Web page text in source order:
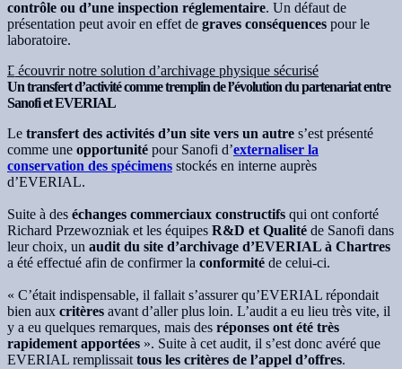
contrôle ou d’une inspection réglementaire. Un défaut de
présentation peut avoir en effet de graves conséquences pour le
laboratoire.
Découvrir notre solution d’archivage physique sécurisé
Un transfert d’activité comme tremplin de l’évolution du partenariat entre
Sanofi et EVERIAL
Le transfert des activités d’un site vers un autre s’est présenté
comme une opportunité pour Sanofi d’externaliser la
conservation des spécimens stockés en interne auprès
d’EVERIAL.
Suite à des échanges commerciaux constructifs qui ont conforté
Richard Przewozniak et les équipes R&D et Qualité de Sanofi dans
leur choix, un audit du site d’archivage d’EVERIAL à Chartres
a été effectué afin de confirmer la conformité de celui‐ci.
« C’était indispensable, il fallait s’assurer qu’EVERIAL répondait
bien aux critères avant d’aller plus loin. L’audit a eu lieu très vite, il
y a eu quelques remarques, mais des réponses ont été très
rapidement apportées ». Suite à cet audit, il s’est donc avéré que
EVERIAL remplissaittous les critères de l’appel d’offres.